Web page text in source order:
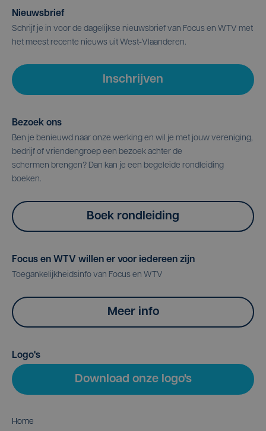
Nieuwsbrief
Schrijf je in voor de dagelijkse nieuwsbrief van Focus en WTV met
het meest recente nieuws uit West-Vlaanderen.
Inschrijven
Bezoek ons
Ben je benieuwd naar onze werking en wil je met jouw vereniging,
bedrijf of vriendengroep een bezoek achter de
schermen brengen? Dan kan je een begeleide rondleiding
boeken.
Boek rondleiding
Focus en WTV willen er voor iedereen zijn
Toegankelijkheidsinfo van Focus en WTV
Meer info
Logo's
Download onze logo's
Home